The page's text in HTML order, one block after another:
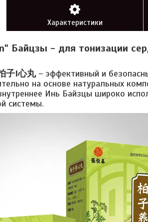
Характеристики
Байцзы - для тонизации
子I心丸– эффективный и
на основе натуральных
Инь Байзцы широко
системы.